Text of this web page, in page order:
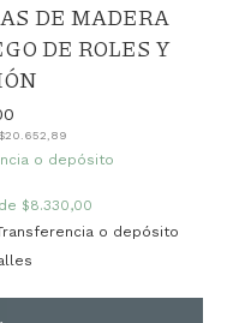
DE MADERA
DE ROLES Y
$20.652,89
o depósito
$8.330,00
o depósito